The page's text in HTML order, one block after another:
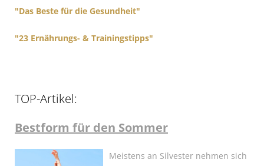
"Das Beste für die Gesundheit"
"23 Ernährungs- & Trainingstipps"
TOP-Artikel:
Bestform für den Sommer
Meistens an Silvester nehmen sich